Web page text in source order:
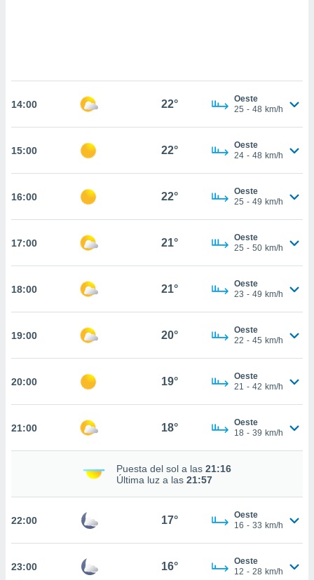
aceptar
de
sitio
que
sean
para
ni para
web a
14:00 22°
Oeste
25 - 48 km/h
15:00 22°
Oeste
24 - 48 km/h
16:00 22°
Oeste
25 - 49 km/h
17:00 21°
Oeste
25 - 50 km/h
18:00 21°
Oeste
23 - 49 km/h
19:00 20°
Oeste
22 - 45 km/h
20:00 19°
Oeste
21 - 42 km/h
21:00 18°
Oeste
18 - 39 km/h
Puesta del sol a las 21:16
Última luz a las 21:57
22:00 17°
Oeste
16 - 33 km/h
23:00 16°
Oeste
12 - 28 km/h